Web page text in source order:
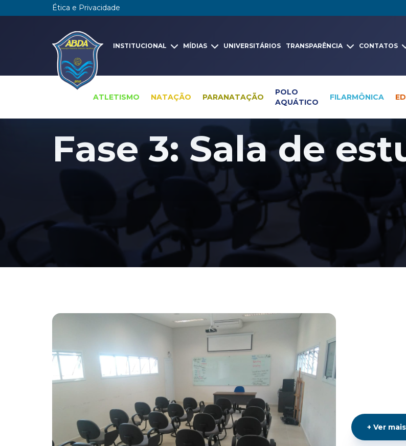
Ética e Privacidade
INSTITUCIONAL MÍDIAS UNIVERSITÁRIOS TRANSPARÊNCIA CONTATOS
ATLETISMO NATAÇÃO PARANATAÇÃO
POLO
AQUÁTICO
FILARMÔNICA
Arena ABDA - fases da obra
Fase 3: Sala de
+ Ver mais